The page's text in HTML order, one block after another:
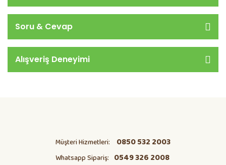
Soru & Cevap
Alışveriş Deneyimi
Müşteri Hizmetleri: 0850 532 2003
Whatsapp Sipariş: 0549 326 2008